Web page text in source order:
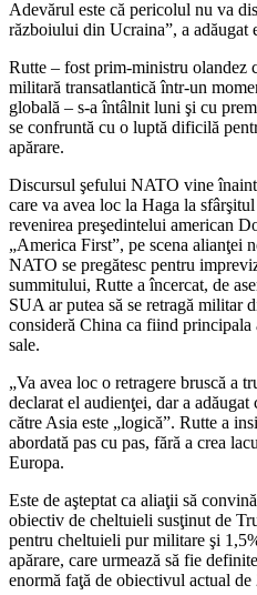
Adevărul este că pericolul nu va
războiului din Ucraina”, a adăugat
Rutte – fost prim-ministru olandez
militară transatlantică într-un
globală – s-a întâlnit luni şi cu
se confruntă cu o luptă dificilă
apărare.
Discursul şefului NATO vine
care va avea loc la Haga la
revenirea preşedintelui american
„America First”, pe scena alianţei
NATO se pregătesc pentru
summitului, Rutte a încercat, de
SUA ar putea să se retragă militar
consideră China ca fiind principala
sale.
„Va avea loc o retragere bruscă a
declarat el audienţei, dar a
către Asia este „logică”. Rutte a
abordată pas cu pas, fără a crea
Europa.
Este de aşteptat ca aliaţii să
obiectiv de cheltuieli susţinut de
pentru cheltuieli pur militare şi
apărare, care urmează să fie
enormă faţă de obiectivul actual de